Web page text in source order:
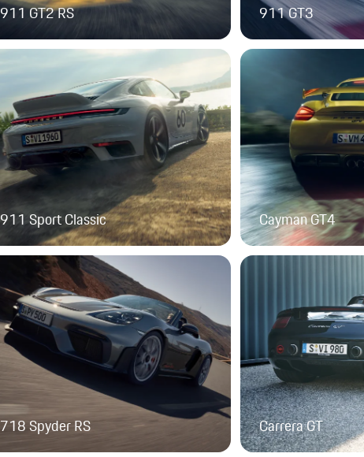
911 GT2 RS 911 GT3
911 Sport Classic Cayman GT4
718 Spyder RS Carrera GT